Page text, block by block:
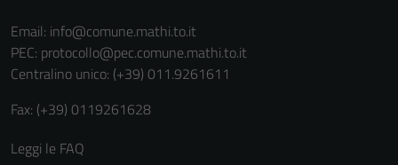
Email: info@comune.mathi.to.it
PEC: protocollo@pec.comune.mathi.to.it
Centralino unico: (+39) 011.9261611
Fax: (+39) 0119261628
Leggi le FAQ